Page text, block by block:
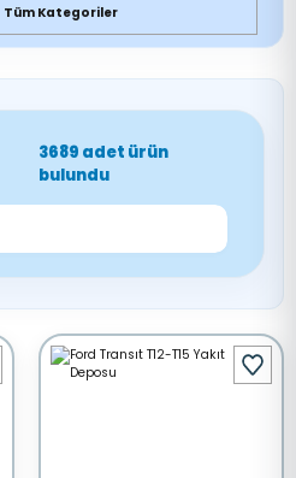
Tüm Kategoriler
3689 adet ürün
bulundu